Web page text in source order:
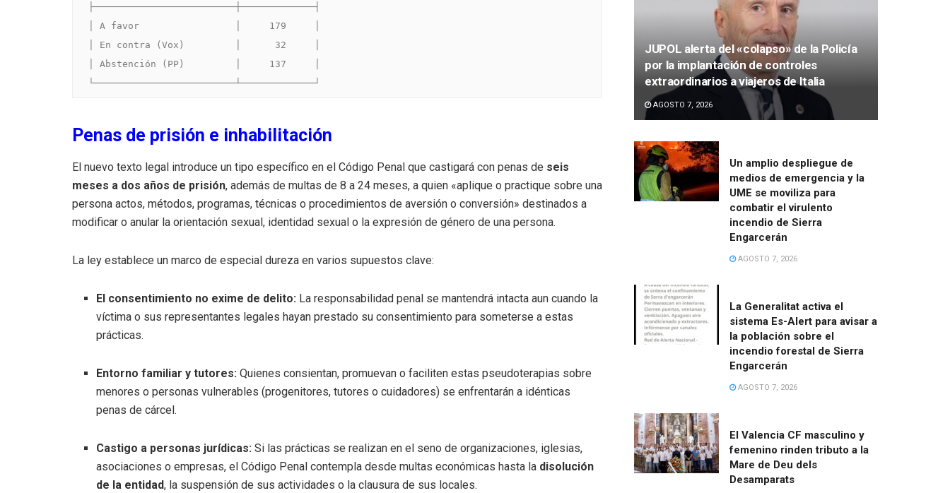
├─────────────────────────┼─────────────┤
│ A favor                 │     179     │
│ En contra (Vox)         │      32     │
│ Abstención (PP)         │     137     │
Penas de prisión e inhabilitación
El nuevo texto legal introduce un tipo específico en el Código Penal que castigará con penas de seis
meses a dos años de prisión, además de multas de 8 a 24 meses, a quien «aplique o practique sobre una
persona actos, métodos, programas, técnicas o procedimientos de aversión o conversión» destinados a
modificar o anular la orientación sexual, identidad sexual o la expresión de género de una persona.
La ley establece un marco de especial dureza en varios supuestos clave:
El consentimiento no exime de delito: La responsabilidad penal se mantendrá intacta aun cuando la
víctima o sus representantes legales hayan prestado su consentimiento para someterse a estas
prácticas.
Entorno familiar y tutores: Quienes consientan, promuevan o faciliten estas pseudoterapias sobre
menores o personas vulnerables (progenitores, tutores o cuidadores) se enfrentarán a idénticas
penas de cárcel.
Castigo a personas jurídicas: Si las prácticas se realizan en el seno de organizaciones, iglesias,
asociaciones o empresas, el Código Penal contempla desde multas económicas hasta la disolución
de la entidad, la suspensión de sus actividades o la clausura de sus locales.
JUPOL alerta del «colapso» de la Policía
por la implantación de controles
extraordinarios a viajeros de Italia
AGOSTO 7, 2026
Un amplio despliegue de
medios de emergencia y la
UME se moviliza para
combatir el virulento
incendio de Sierra
Engarcerán
AGOSTO 7, 2026
La Generalitat activa el
sistema Es-Alert para avisar a
la población sobre el
incendio forestal de Sierra
Engarcerán
AGOSTO 7, 2026
El Valencia CF masculino y
femenino rinden tributo a la
Mare de Deu dels
Desamparats